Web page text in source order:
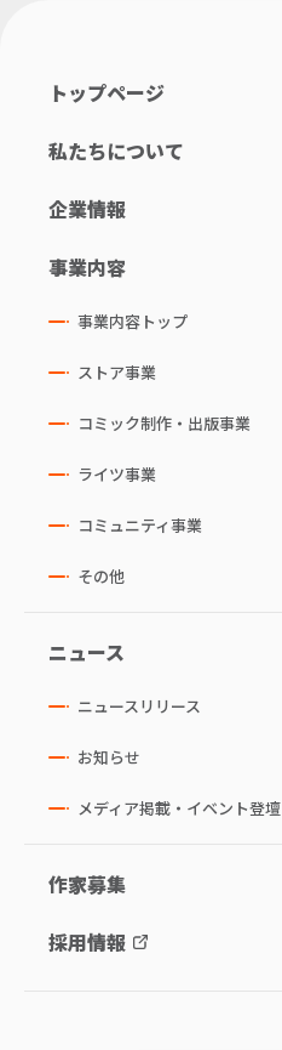
トップページ
私たちについて
企業情報
事業内容
事業内容トップ
ストア事業
コミック制作・出版事業
ライツ事業
コミュニティ事業
その他
ニュース
ニュースリリース
お知らせ
メディア掲載・イベント登壇
作家募集
採用情報